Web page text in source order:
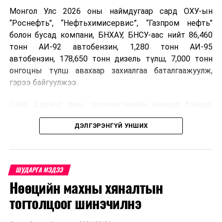
Монгол Улс 2026 оны наймдугаар сард ОХУ-ын
“Роснефть”, “Нефтьхимисервис”, “Газпром нефть”
болон бусад компани, БНХАУ, БНСУ-аас нийт 86,460
тонн АИ-92 автобензин, 1,280 тонн АИ-95
автобензин, 178,650 тонн дизель түлш, 7,000 тонн
онгоцны түлш авахаар захиалгаа баталгаажуулж,
гэрээ байгуулжээ.
Орос, Украины дайнаас шалтгаалсан газрын тосны
үнийн өсөлт дэлхийн зах зээлд буураагүй байна.
дахин өсөж, ОХУ болон бусад эх үүсвэрээс худалдан
авах шатахууны үнэ 1,200-2,000 ам.долларт хүрчээ.
Иймд дотоодын зах зээл дэх үнийн өсөлтийг
сааруулахын тулд гаалийн болон онцгой албан
татварыг тэглэх шаардлага үүссэнийг салбарын сайд
ДЭЛГЭРЭНГҮЙ УНШИХ
ШУДАРГА МЭДЭЭ
Нөөцийн махны хяналтын
тогтолцоог шинэчилнэ